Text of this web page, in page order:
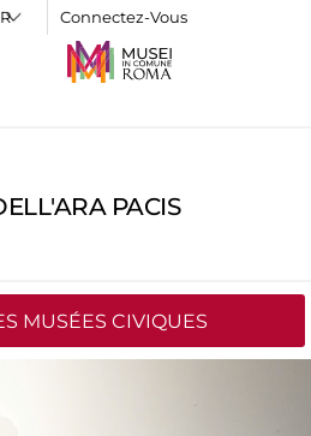
Connectez-Vous
PACIS
MUSÉES CIVIQUES